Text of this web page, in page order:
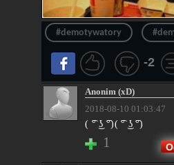
#demotywatory
-2
Anonim (xD)
2018-08-10 01:03:47
( ͡° ͜ʖ ͡°)( ͡° ͜ʖ ͡°)
1